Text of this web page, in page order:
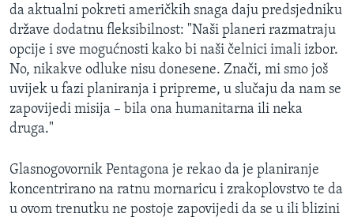
da aktualni pokreti američkih snaga daju predsjedniku
države dodatnu fleksibilnost: "Naši planeri razmatraju
opcije i sve mogućnosti kako bi naši čelnici imali izbor.
No, nikakve odluke nisu donesene. Znači, mi smo još
uvijek u fazi planiranja i pripreme, u slučaju da nam se
zapovijedi misija – bila ona humanitarna ili neka
druga."
Glasnogovornik Pentagona je rekao da je planiranje
koncentrirano na ratnu mornaricu i zrakoplovstvo te da
u ovom trenutku ne postoje zapovijedi da se u ili blizini